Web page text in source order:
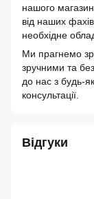
нашого
від наших
необхідне
Ми прагнемо
зручними та
до нас з будь-
консультації.
Відгуки